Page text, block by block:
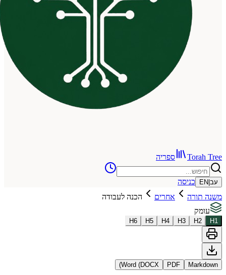
ספריה
כניסה
אחרים
הכנה לעבודה
H3
H4
H5
H6
PDF
Word (DOCX)